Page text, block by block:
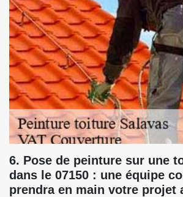
6. Pose de peinture sur une
dans le 07150 : une équipe
prendra en main votre projet